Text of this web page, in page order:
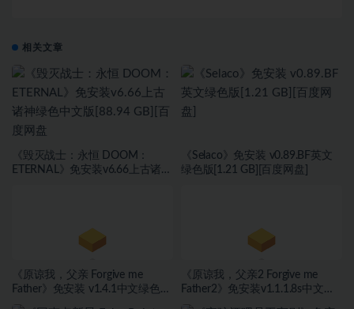
相关文章
《毁灭战士：永恒 DOOM：
ETERNAL》免安装v6.66上古诸神
《Selaco》免安装 v0.89.BF英文
绿色版[1.21 GB][百度网盘]
《原谅我，父亲 Forgive me
Father》免安装 v1.4.1中文绿色版
《原谅我，父亲2 Forgive me
Father2》免安装v1.1.1.8s中文绿